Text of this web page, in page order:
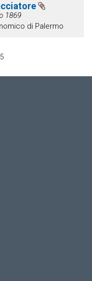
1869
di Palermo